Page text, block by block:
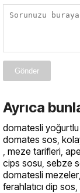
Gönder
Ayrıca
domatesli
domates sos,
, meze tarifleri,
cips sosu, sebze
domatesli mezeler,
ferahlatıcı dip sos,